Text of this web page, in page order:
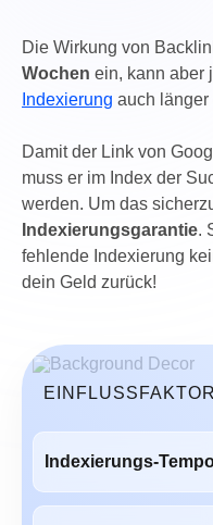
Die Wirkung von
Wochen ein, kann aber
Indexierung auch länger
Damit der Link von
muss er im Index der
werden. Um das
Indexierungsgarantie.
fehlende Indexierung
dein Geld zurück!
EINFLUSSFAKTOR
Indexierungs-